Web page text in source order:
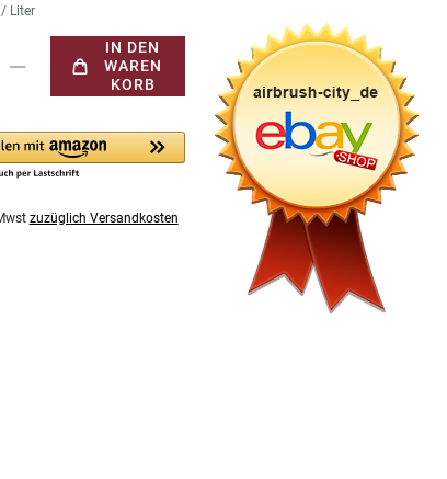
Liter
IN DEN
WAREN
KORB
zuzüglich Versandkosten